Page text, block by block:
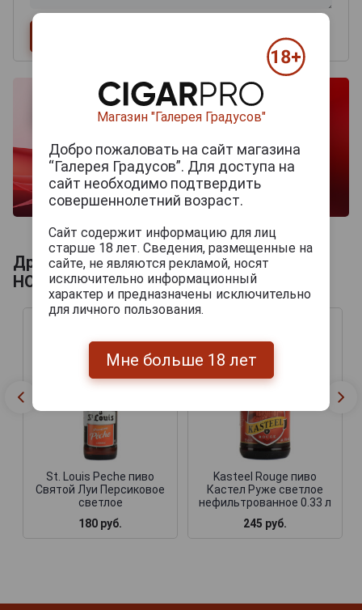
Другие продукты бренда VAN
HONSEBROUCK
St. Louis Peche пиво
Святой Луи Персиковое
светлое
180 руб.
Kasteel Rouge пиво
Кастел Руже светлое
нефильтрованное 0.33 л
245 руб.
Магазин "Галерея Градусов"
Добро пожаловать на сайт магазина
“Галерея Градусов”. Для доступа на
сайт необходимо подтвердить
совершеннолетний возраст.
Сайт содержит информацию для лиц
старше 18 лет. Сведения, размещенные на
сайте, не являются рекламой, носят
исключительно информационный
характер и предназначены исключительно
для личного пользования.
Мне больше 18 лет